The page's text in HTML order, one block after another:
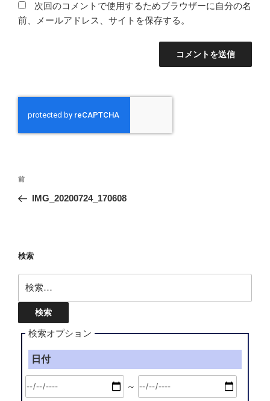
次回のコメントで使用するためブラウザーに自分の名
前、メールアドレス、サイトを保存する。
投
ナ
ー
シ
ョ
ン
前
の
前
IMG_20200724_170608
検索
索:
検索オプション
日付
～